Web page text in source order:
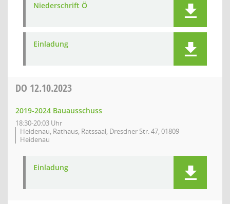
Niederschrift Ö
Einladung
DO 12.10.2023
2019-2024 Bauausschuss
18:30-20:03 Uhr
Heidenau, Rathaus, Ratssaal, Dresdner Str. 47, 01809
Heidenau
Einladung